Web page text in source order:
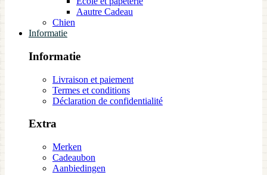
Aautre Cadeau
Chien
Informatie
Informatie
Livraison et paiement
Termes et conditions
Déclaration de confidentialité
Extra
Merken
Cadeaubon
Aanbiedingen